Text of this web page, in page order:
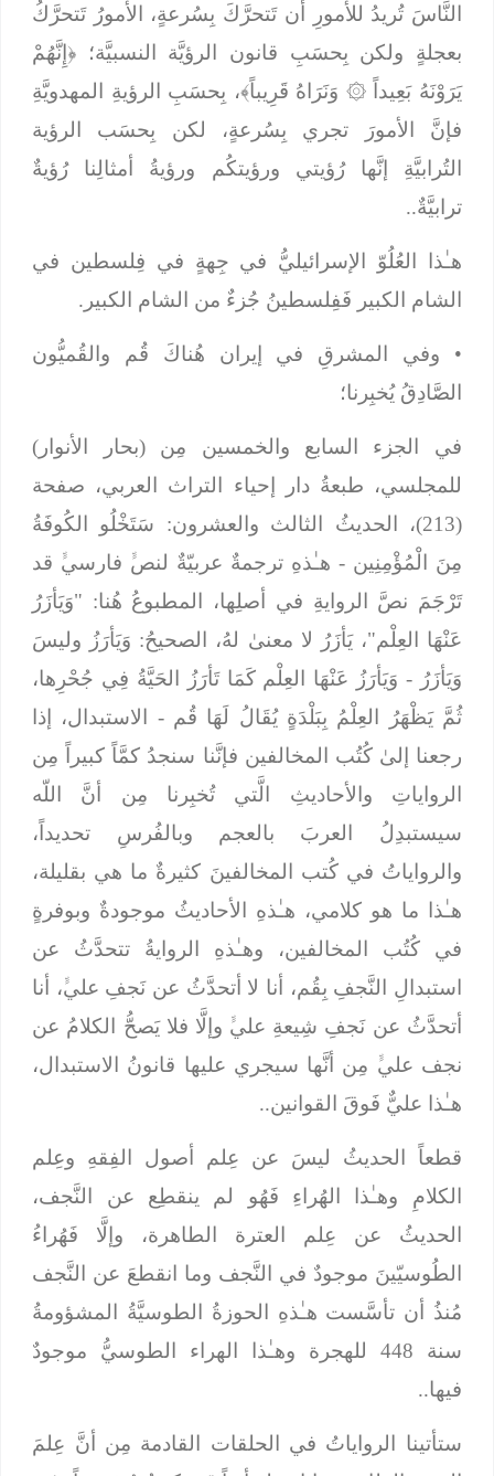
النَّاسَ تُريدُ للأمورِ أن تَتحرَّكَ بِسُرعةٍ، الأمورُ تَتحرَّكُ
بعجلةٍ ولكن بِحسَبِ قانون الرؤيَّة النسبيَّة؛ ﴿إِنَّهُمْ
يَرَوْنَهُ بَعِيداً ۞وَنَرَاهُ قَرِيباً﴾، بِحسَبِ الرؤيةِ المهدويَّةِ
فإنَّ الأمورَ تجري بِسُرعةٍ، لكن بِحسَب الرؤية
التُرابيَّةِ إنَّها رُؤيتي ورؤيتكُم ورؤيةُ أمثالِنا رُؤيةٌ
ترابيَّةٌ..
هـٰذا العُلُوّ الإسرائيليُّ في جِهةٍ في فِلسطين في
الشام الكبير فَفِلسطينُ جُزءٌ من الشام الكبير.
•
وفي المشرقِ في إيران هُناكَ قُم والقُميُّون
الصَّادِقُ يُخبِرنا؛
في الجزء السابع والخمسين مِن (بحار الأنوار)
للمجلسي، طبعةُ دار إحياء التراث العربي، صفحة
سَتَخْلُو الكُوفَةُ
مِنَ الْمُؤْمِنِين - هـٰذهِ ترجمةٌ عربيّةٌ لنصﱟ فارسيﱟ قد
تَرْجَمَ نصَّ الروايةِ في أصلِها، المطبوعُ هُنا: " وَيَأزَرُ
عَنْهَا العِلْم"، يَأزَرُ لا معنىٰ لهُ، الصحيحُ: وَيَأرَزُ وليسَ
وَيَأزَرُ -وَيَأرَزُ عَنْهَا العِلْم
كَمَا تَأرَزُ الحَيَّةُ فِي جُحْرِها،
ثُمَّ يَظْهَرُ العِلْمُ بِبَلْدَةٍ يُقَالُ لَهَا قُم- الاستبدال، إذا
رجعنا إلىٰ كُتُب المخالفين فإنَّنا سنجدُ كمَّاً كبيراً مِن
الرواياتِ والأحاديثِ الَّتي تُخبِرنا مِن أنَّ اللّه
سيستبدِلُ العربَ بالعجم وبالفُرسِ تحديداً،
والرواياتُ في كُتب المخالفينَ كثيرةٌ ما هي بقليلة،
هـٰذا ما هو كلامي، هـٰذهِ الأحاديثُ موجودةٌ وبوفرةٍ
في كُتُب المخالفين، وهـٰذهِ الروايةُ تتحدَّثُ عن
استبدالِ النَّجفِ بِقُم، أنا لا أتحدَّثُ عن نَجفِ عليﱟ، أنا
أتحدَّثُ عن نَجفِ شِيعةِ عليﱟ وإلَّا فلا يَصحُّ الكلامُ عن
نجف عليﱟ مِن أنَّها سيجري عليها قانونُ الاستبدال،
هـٰذا عليٌّ فَوقَ القوانين..
قطعاً الحديثُ ليسَ عن عِلم أصول الفِقهِ وعِلم
الكلامِ وهـٰذا الهُراءِ فَهُو لم ينقطِع عن النَّجف،
الحديثُ عن عِلم العترة الطاهرة، وإلَّا فَهُراءُ
الطُوسيّينَ موجودٌ في النَّجف وما انقطعَ عن النَّجف
مُنذُ أن تأسَّست هـٰذهِ الحوزةُ الطوسيَّةُ المشؤومةُ
سنة 448 للهجرة وهـٰذا الهراء الطوسيُّ موجودٌ
فيها..
ستأتينا الرواياتُ في الحلقات القادمة مِن أنَّ عِلمَ